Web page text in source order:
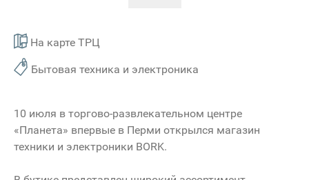
На карте ТРЦ
Бытовая техника и электроника
10 июля в торгово-развлекательном центре
«Планета» впервые в Перми открылся магазин
техники и электроники BORK.